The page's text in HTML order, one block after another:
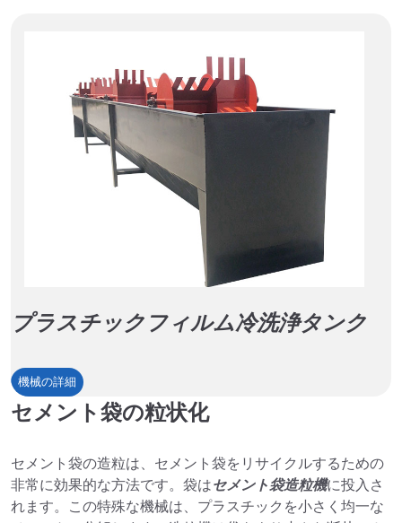
プラスチックフィルム冷洗浄タンク
機械の詳細 プ
ラ
ス
ッ
ク
フ
セメント袋の粒状化
セメント袋の造粒は、セメント袋をリサイクルするための
非常に効果的な方法です。袋はセメント袋造粒機に投入さ
れます。この特殊な機械は、プラスチックを小さく均一な